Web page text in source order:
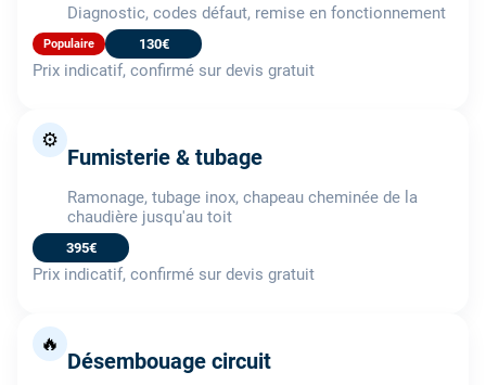
Diagnostic, codes défaut, remise en fonctionnement
Populaire 130€
Prix indicatif, confirmé sur devis gratuit
⚙️
Fumisterie & tubage
Ramonage, tubage inox, chapeau cheminée de la
chaudière jusqu'au toit
395€
Prix indicatif, confirmé sur devis gratuit
🔥
Désembouage circuit